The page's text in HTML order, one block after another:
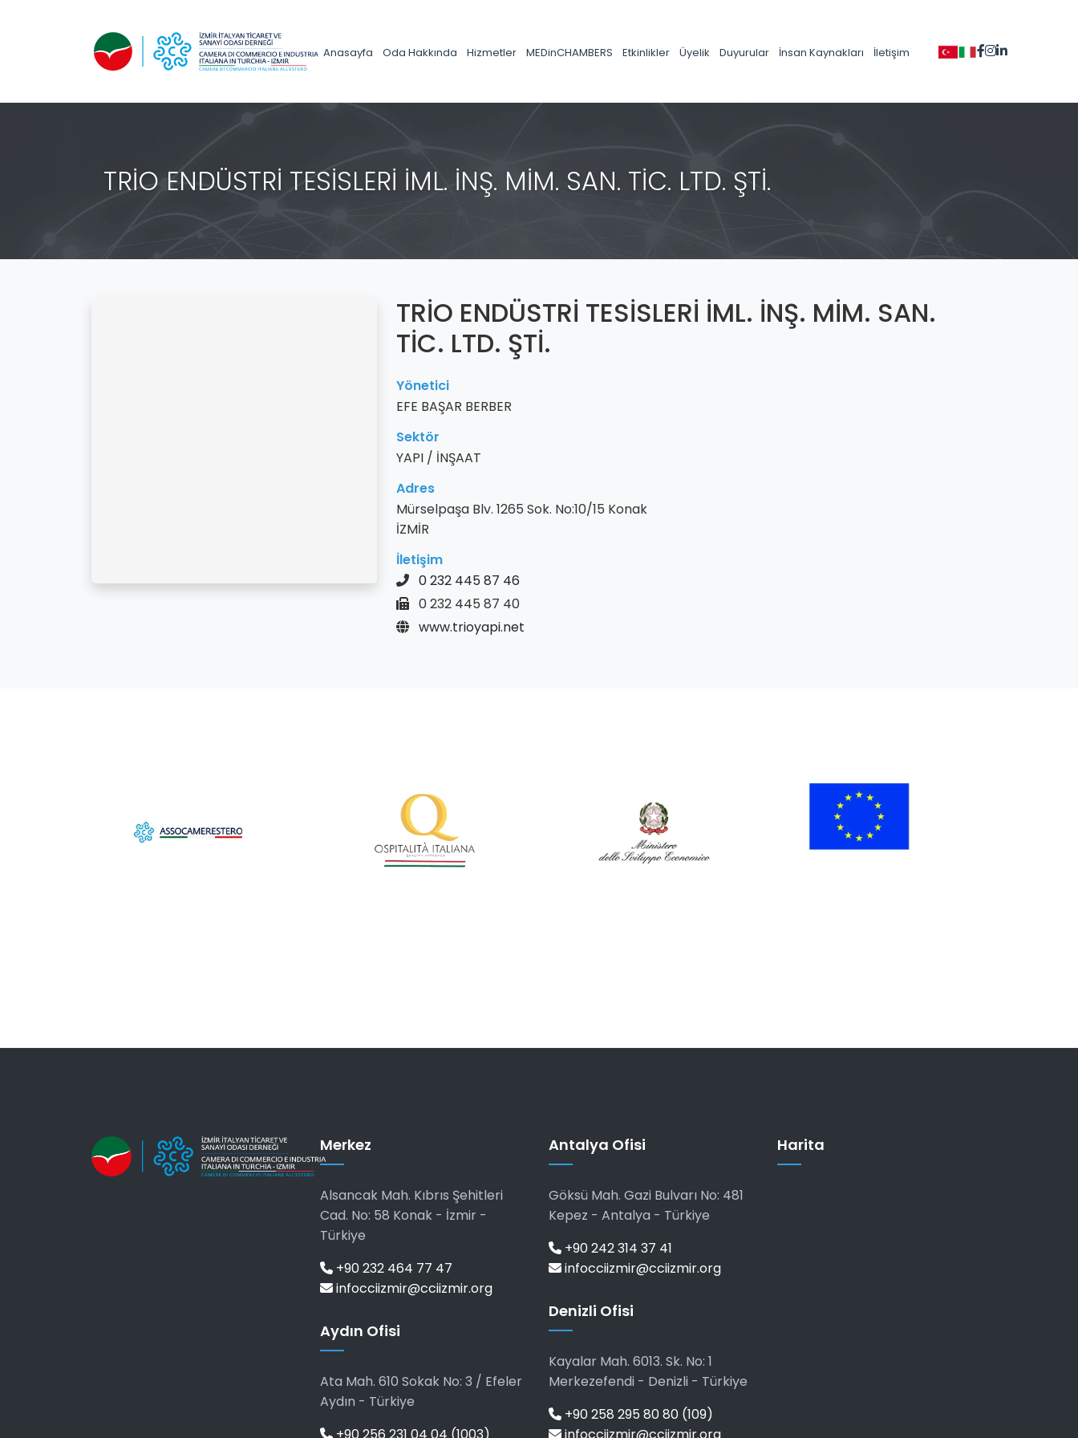
Anasayfa Oda Hakkında Hizmetler MEDinCHAMBERS Etkinlikler Üyelik Duyurular İnsan Kaynakları İletişim
TRİO ENDÜSTRİ TESİSLERİ İML. İNŞ. MİM. SAN. TİC. LTD. ŞTİ.
TRİO ENDÜSTRİ TESİSLERİ İML. İNŞ. MİM. SAN.
TİC. LTD. ŞTİ.
Yönetici
EFE BAŞAR BERBER
Sektör
YAPI / İNŞAAT
Adres
Mürselpaşa Blv. 1265 Sok. No:10/15 Konak
İZMİR
İletişim
0 232 445 87 46
0 232 445 87 40
www.trioyapi.net
Merkez
Alsancak Mah. Kıbrıs Şehitleri
Cad. No: 58 Konak - İzmir -
Türkiye
+90 232 464 77 47
infocciizmir@cciizmir.org
Aydın Ofisi
Ata Mah. 610 Sokak No: 3 / Efeler
Aydın - Türkiye
Antalya Ofisi
Göksü Mah. Gazi Bulvarı No: 481
Kepez - Antalya - Türkiye
+90 242 314 37 41
infocciizmir@cciizmir.org
Denizli Ofisi
Kayalar Mah. 6013. Sk. No: 1
Merkezefendi - Denizli - Türkiye
+90 258 295 80 80 (109)
Harita